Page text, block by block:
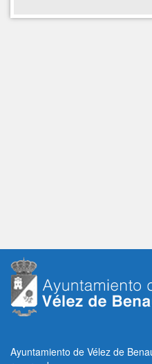
Ayuntamiento de Vélez de